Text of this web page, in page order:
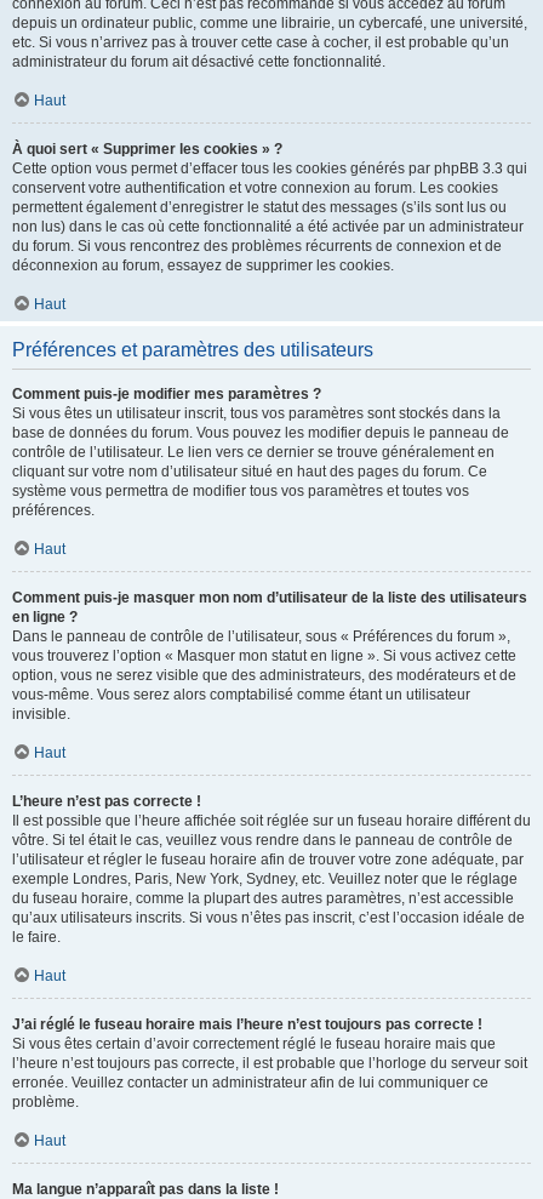
connexion au forum. Ceci n’est pas recommandé si vous accédez au forum
depuis un ordinateur public, comme une librairie, un cybercafé, une université,
etc. Si vous n’arrivez pas à trouver cette case à cocher, il est probable qu’un
administrateur du forum ait désactivé cette fonctionnalité.
Haut
À quoi sert « Supprimer les cookies » ?
Cette option vous permet d’effacer tous les cookies générés par phpBB 3.3 qui
conservent votre authentification et votre connexion au forum. Les cookies
permettent également d’enregistrer le statut des messages (s’ils sont lus ou
non lus) dans le cas où cette fonctionnalité a été activée par un administrateur
du forum. Si vous rencontrez des problèmes récurrents de connexion et de
déconnexion au forum, essayez de supprimer les cookies.
Haut
Préférences et paramètres des utilisateurs
Comment puis-je modifier mes paramètres ?
Si vous êtes un utilisateur inscrit, tous vos paramètres sont stockés dans la
base de données du forum. Vous pouvez les modifier depuis le panneau de
contrôle de l’utilisateur. Le lien vers ce dernier se trouve généralement en
cliquant sur votre nom d’utilisateur situé en haut des pages du forum. Ce
système vous permettra de modifier tous vos paramètres et toutes vos
préférences.
Haut
Comment puis-je masquer mon nom d’utilisateur de la liste des utilisateurs
en ligne ?
Dans le panneau de contrôle de l’utilisateur, sous « Préférences du forum »,
vous trouverez l’option « Masquer mon statut en ligne ». Si vous activez cette
option, vous ne serez visible que des administrateurs, des modérateurs et de
vous-même. Vous serez alors comptabilisé comme étant un utilisateur
invisible.
Haut
L’heure n’est pas correcte !
Il est possible que l’heure affichée soit réglée sur un fuseau horaire différent du
vôtre. Si tel était le cas, veuillez vous rendre dans le panneau de contrôle de
l’utilisateur et régler le fuseau horaire afin de trouver votre zone adéquate, par
exemple Londres, Paris, New York, Sydney, etc. Veuillez noter que le réglage
du fuseau horaire, comme la plupart des autres paramètres, n’est accessible
qu’aux utilisateurs inscrits. Si vous n’êtes pas inscrit, c’est l’occasion idéale de
le faire.
Haut
J’ai réglé le fuseau horaire mais l’heure n’est toujours pas correcte !
Si vous êtes certain d’avoir correctement réglé le fuseau horaire mais que
l’heure n’est toujours pas correcte, il est probable que l’horloge du serveur soit
erronée. Veuillez contacter un administrateur afin de lui communiquer ce
problème.
Haut
Ma langue n’apparaît pas dans la liste !